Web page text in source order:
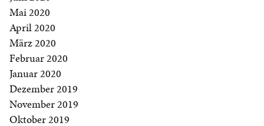
Mai 2020
April 2020
März 2020
Februar 2020
Januar 2020
Dezember 2019
November 2019
Oktober 2019